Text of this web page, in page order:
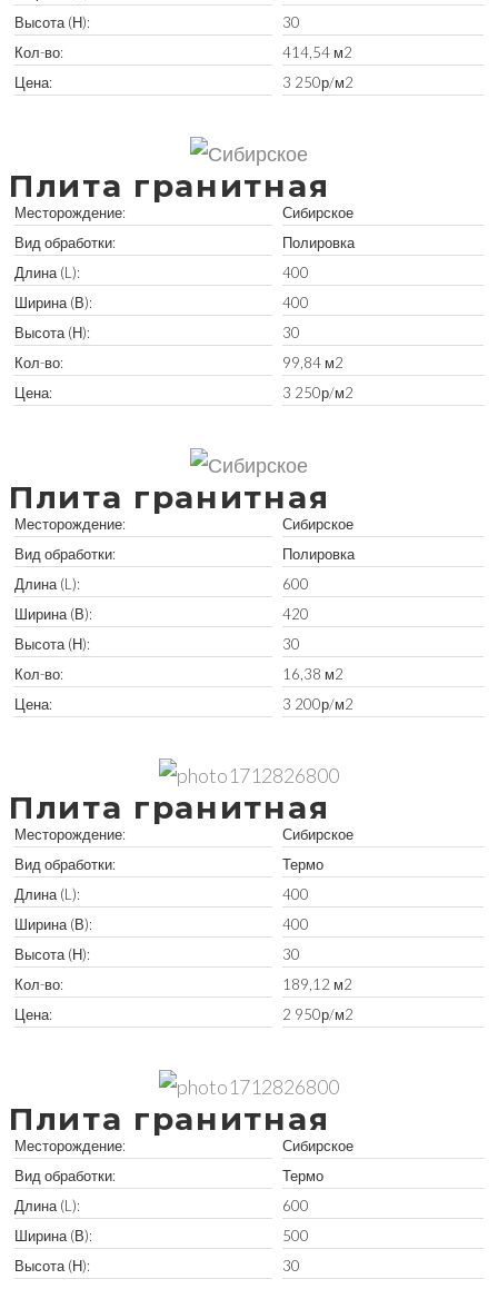
Высота (Н):
Кол-во:
Цена:
30
414,54 м2
3 250р/м2
Плита гранитная
Месторождение:
Вид обработки:
Длина (L):
Ширина (В):
Высота (Н):
Кол-во:
Цена:
Сибирское
Полировка
400
400
30
99,84 м2
3 250р/м2
Плита гранитная
Месторождение:
Вид обработки:
Длина (L):
Ширина (В):
Высота (Н):
Кол-во:
Цена:
Сибирское
Полировка
600
420
30
16,38 м2
3 200р/м2
Плита гранитная
Месторождение:
Вид обработки:
Длина (L):
Ширина (В):
Высота (Н):
Кол-во:
Цена:
Сибирское
Термо
400
400
30
189,12 м2
2 950р/м2
Плита гранитная
Месторождение:
Вид обработки:
Длина (L):
Ширина (В):
Высота (Н):
Сибирское
Термо
600
500
30